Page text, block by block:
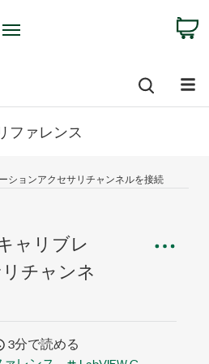
ファレンス
ションアクセサリチャンネルを接続
ャリブレ
チャンネ
3分で読める